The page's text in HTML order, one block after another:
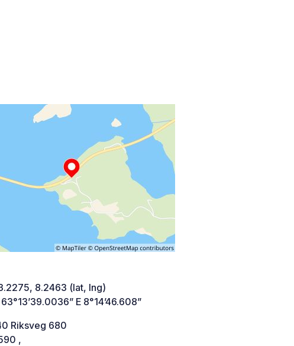
8.2463 (lat, lng)
E 8°14’46.608”
Riksveg 680
,